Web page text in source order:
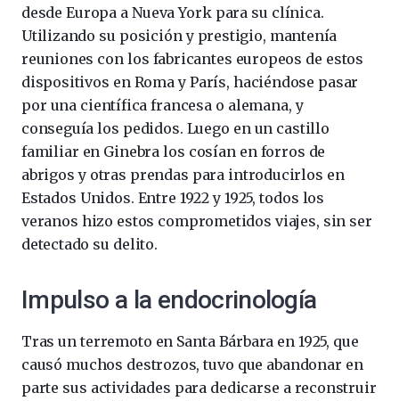
desde Europa a Nueva York para su clínica.
Utilizando su posición y prestigio, mantenía
reuniones con los fabricantes europeos de estos
dispositivos en Roma y París, haciéndose pasar
por una científica francesa o alemana, y
conseguía los pedidos. Luego en un castillo
familiar en Ginebra los cosían en forros de
abrigos y otras prendas para introducirlos en
Estados Unidos. Entre 1922 y 1925, todos los
veranos hizo estos comprometidos viajes, sin ser
detectado su delito.
Impulso a la endocrinología
Tras un terremoto en Santa Bárbara en 1925, que
causó muchos destrozos, tuvo que abandonar en
parte sus actividades para dedicarse a reconstruir